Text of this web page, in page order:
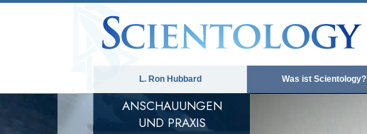
L. Ron Hubbard Was ist Scientology?
ANSCHAUUNGEN
UND PRAXIS